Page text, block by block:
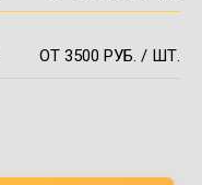
ОТ 3500 РУБ. / ШТ.